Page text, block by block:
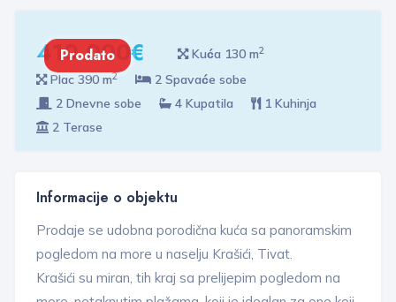
410 000€
Prodato Kuća 130 m2
Plac 390 m2
2 Spavaće sobe
2 Dnevne sobe
4 Kupatila
1 Kuhinja
2 Terase
Informacije o objektu
Prodaje se udobna porodična kuća sa panoramskim
pogledom na more u naselju Krašići, Tivat.
Krašići su miran, tih kraj sa prelijepim pogledom na